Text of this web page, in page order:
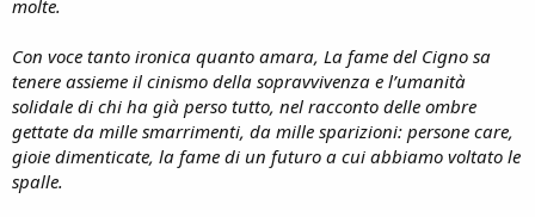
molte.
Con voce tanto ironica quanto amara, La fame del Cigno sa
tenere assieme il cinismo della sopravvivenza e l’umanità
solidale di chi ha già perso tutto, nel racconto delle ombre
gettate da mille smarrimenti, da mille sparizioni: persone care,
gioie dimenticate, la fame di un futuro a cui abbiamo voltato le
spalle.